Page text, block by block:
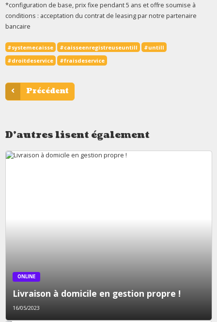
*configuration de base, prix fixe pendant 5 ans et offre soumise à
conditions : acceptation du contrat de leasing par notre partenaire
bancaire
#systemecaisse #caisseenregistreuseuntill
#untill
#droitdeservice
#fraisdeservice
Précédent
D'autres lisent également
ONLINE
Livraison à domicile en gestion propre !
16/05/2023